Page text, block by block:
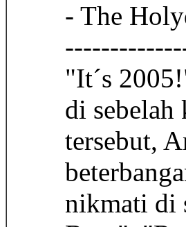
- The
"It´s
di
tersebut,
nikmati di